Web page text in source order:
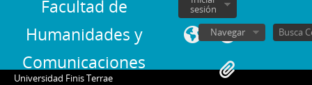
Facultad de
Humanidades y
Comunicaciones
sesión
Navegar
Universidad Finis Terrae